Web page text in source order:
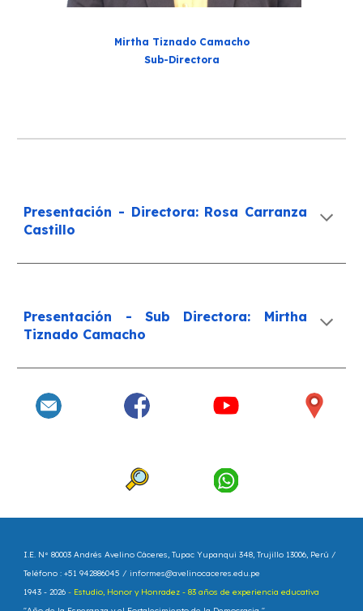
Mirtha Tiznado Camacho
Sub-Directora
Presentación - Directora:Rosa Carranza
Castillo
Presentación - Sub Directora: Mirtha
Tiznado Camacho
I.E. N° 80003 Andrés Avelino Cáceres, Tupac Yupanqui 348, Trujillo 13006, Perú /
Teléfono : +51 942886045 /informes@avelinocaceres.edu.pe
1943 - 2026- Estudio, Honor y Honradez - 83 años de experiencia educativa